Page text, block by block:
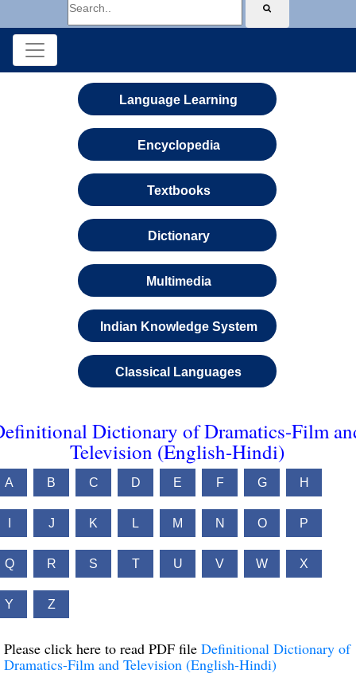
Language Learning
Encyclopedia
Textbooks
Dictionary
Multimedia
Indian Knowledge System
Classical Languages
Dictionary of Dramatics-Film
Television (English-Hindi)
A B C D E F G H
J K L M N O P
Q R S T U V W X
Y Z
Please click here to read PDF file Definitional Dictionary of
Dramatics-Film and Television (English-Hindi)